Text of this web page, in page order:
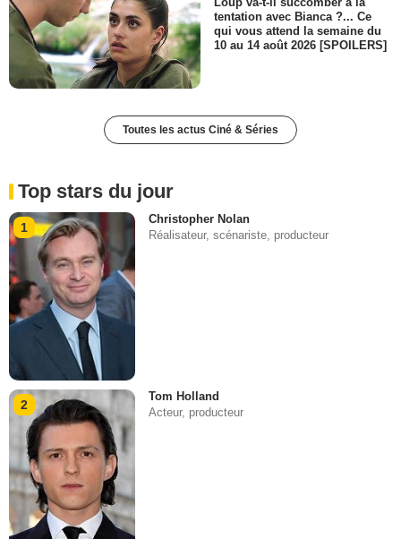
tentation avec Bianca ?... Ce
qui vous attend la semaine du
10 au 14 août 2026 [SPOILERS]
Toutes les actus Ciné & Séries
Top stars du jour
1
Christopher Nolan
Réalisateur, scénariste, producteur
2
Tom Holland
Acteur, producteur